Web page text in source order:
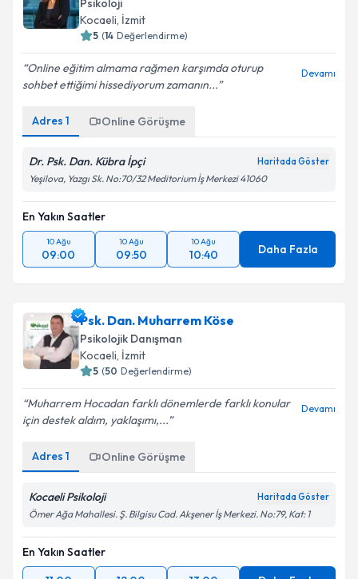
Psikoloji
Kocaeli, İzmit
( Değerlendirme)
Online eğitim almama rağmen karşımda oturup
sohbet ettiğimi hissediyorum zamanın...
Adres 1 Online Görüşme
Dr. Psk. Dan. Kübra İpçi
Yeşilova, Yazgı Sk. No:70/32 Meditorium İş Merkezi 41060
En Yakın Saatler
10 Ağu
09:00
10 Ağu
09:50
10 Ağu
10:40 Daha Fazla
Psk. Dan. Muharrem Köse
Psikolojik Danışman
Kocaeli, İzmit
( Değerlendirme)
Muharrem Hocadan farklı dönemlerde farklı konular
için destek aldım, yaklaşımı,...
Adres 1 Online Görüşme
Kocaeli Psikoloji
Ömer Ağa Mahallesi. Ş. Bilgisu Cad. Akşener İş Merkezi. No:79, Kat: 1
En Yakın Saatler